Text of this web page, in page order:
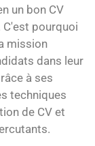
un bon CV
pourquoi
mission
dans leur
à ses
techniques
de CV et